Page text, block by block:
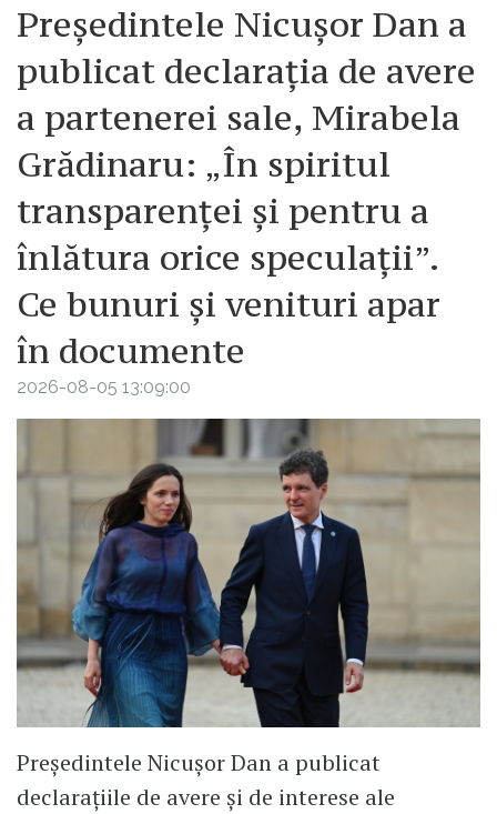
Președintele Nicușor Dan a
publicat declarația de avere
a partenerei sale, Mirabela
Grădinaru: „În spiritul
transparenței și pentru a
înlătura orice speculații”.
Ce bunuri și venituri apar
în documente
2026-08-05 13:09:00
Președintele Nicușor Dan a publicat
declarațiile de avere și de interese ale